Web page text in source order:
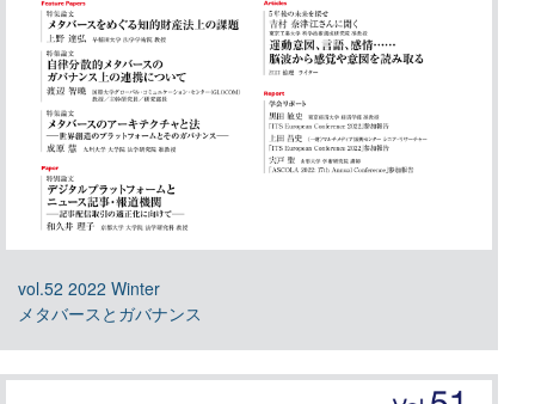
vol.52 2022 Winter
メタバースとガバナンス